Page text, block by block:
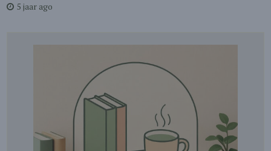
5 jaar ago